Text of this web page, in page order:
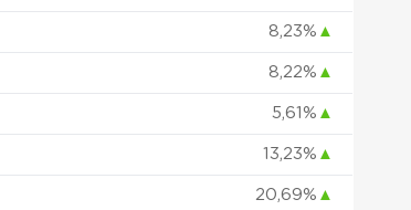
8,23% ▲
8,22% ▲
5,61% ▲
13,23% ▲
20,69% ▲